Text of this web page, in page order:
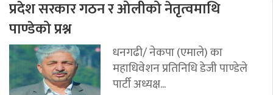
प्रदेश सरकार गठन र ओलीको नेतृत्वमाथि
पाण्डेको प्रश्न
धनगढी/ नेकपा (एमाले) का
महाधिवेशन प्रतिनिधि डेजी पाण्डेले
पार्टी अध्यक्ष...